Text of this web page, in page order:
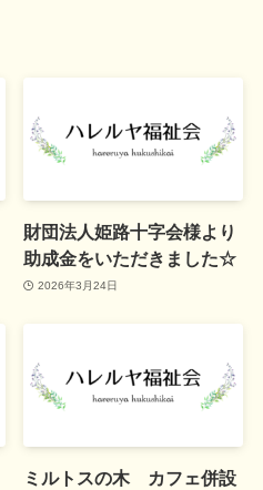
財団法人姫路十字会様より
助成金をいただきました☆
2026年3月24日
ミルトスの木 カフェ併設